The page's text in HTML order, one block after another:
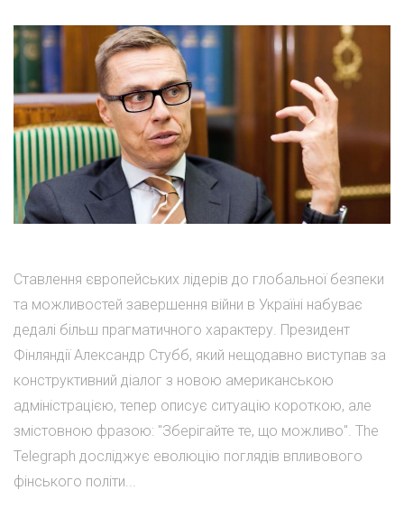
Ставлення європейських лідерів до глобальної безпеки
та можливостей завершення війни в Україні набуває
дедалі більш прагматичного характеру. Президент
Фінляндії Александр Стубб, який нещодавно виступав за
конструктивний діалог з новою американською
адміністрацією, тепер описує ситуацію короткою, але
змістовною фразою: "Зберігайте те, що можливо". The
Telegraph досліджує еволюцію поглядів впливового
фінського політи...